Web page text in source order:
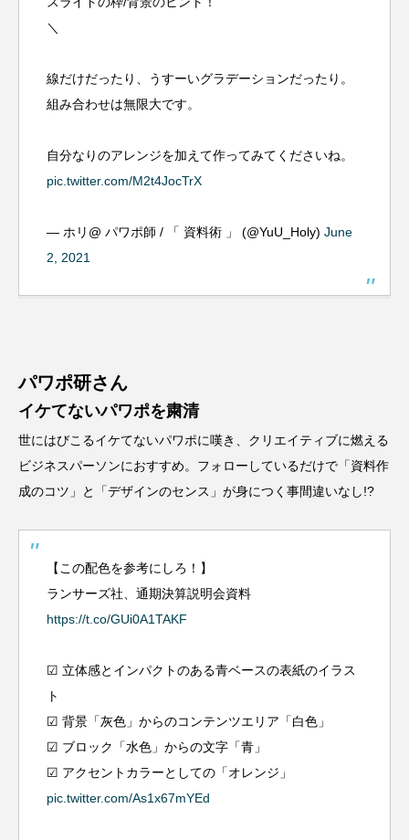
＼
線だけだったり、うすーいグラデーションだったり。
組み合わせは無限大です。
自分なりのアレンジを加えて作ってみてくださいね。
pic.twitter.com/M2t4JocTrX
— ホリ@ パワポ師 / 「 資料術 」 (@YuU_Holy) June
2, 2021
パワポ研さん
イケてないパワポを粛清
世にはびこるイケてないパワポに嘆き、クリエイティブに燃える
ビジネスパーソンにおすすめ。フォローしているだけで「資料作
成のコツ」と「デザインのセンス」が身につく事間違いなし!?
【この配色を参考にしろ！】
ランサーズ社、通期決算説明会資料
https://t.co/GUi0A1TAKF
☑︎ 立体感とインパクトのある青ベースの表紙のイラス
ト
☑︎ 背景「灰色」からのコンテンツエリア「白色」
☑︎ ブロック「水色」からの文字「青」
☑︎ アクセントカラーとしての「オレンジ」
pic.twitter.com/As1x67mYEd